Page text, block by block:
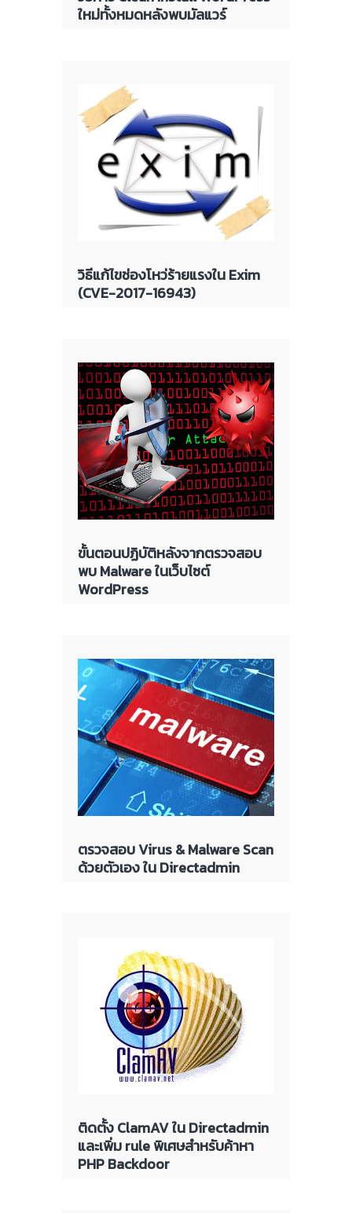
ใหม่ทั้งหมดหลังพบมัลแวร์
วิธีแก้ไขช่องโหว่ร้ายแรงใน Exim
(CVE-2017-16943)
ขั้นตอนปฏิบัติหลังจากตรวจสอบ
พบ Malware ในเว็บไซต์
WordPress
ตรวจสอบ Virus & Malware Scan
ด้วยตัวเอง ใน Directadmin
ติดตั้ง ClamAV ใน Directadmin
และเพิ่ม rule พิเศษสำหรับค้าหา
PHP Backdoor